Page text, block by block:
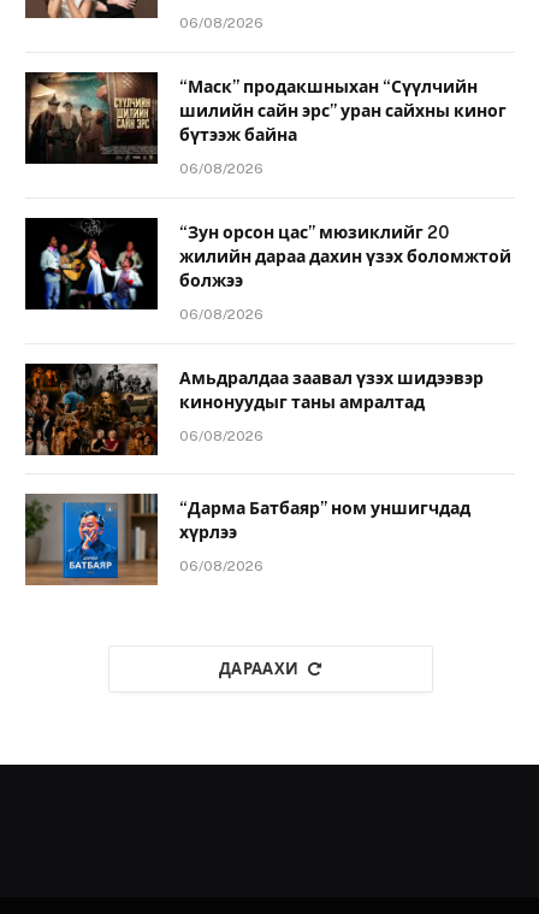
06/08/2026
“Маск” продакшныхан “Сүүлчийн
шилийн сайн эрс” уран сайхны киног
бүтээж байна
06/08/2026
“Зун орсон цас” мюзиклийг 20
жилийн дараа дахин үзэх боломжтой
болжээ
06/08/2026
Амьдралдаа заавал үзэх шидээвэр
кинонуудыг таны амралтад
06/08/2026
“Дарма Батбаяр” ном уншигчдад
хүрлээ
06/08/2026
ДАРААХИ